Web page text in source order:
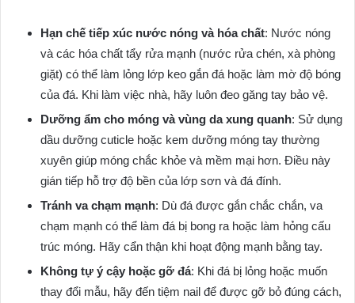
Hạn chế tiếp xúc nước nóng và hóa chất: Nước nóng
và các hóa chất tẩy rửa mạnh (nước rửa chén, xà phòng
giặt) có thể làm lỏng lớp keo gắn đá hoặc làm mờ độ bóng
của đá. Khi làm việc nhà, hãy luôn đeo găng tay bảo vệ.
Dưỡng ẩm cho móng và vùng da xung quanh: Sử dụng
dầu dưỡng cuticle hoặc kem dưỡng móng tay thường
xuyên giúp móng chắc khỏe và mềm mại hơn. Điều này
gián tiếp hỗ trợ độ bền của lớp sơn và đá đính.
Tránh va chạm mạnh: Dù đá được gắn chắc chắn, va
chạm mạnh có thể làm đá bị bong ra hoặc làm hỏng cấu
trúc móng. Hãy cẩn thận khi hoạt động mạnh bằng tay.
Không tự ý cậy hoặc gỡ đá: Khi đá bị lỏng hoặc muốn
thay đổi mẫu, hãy đến tiệm nail để được gỡ bỏ đúng cách,